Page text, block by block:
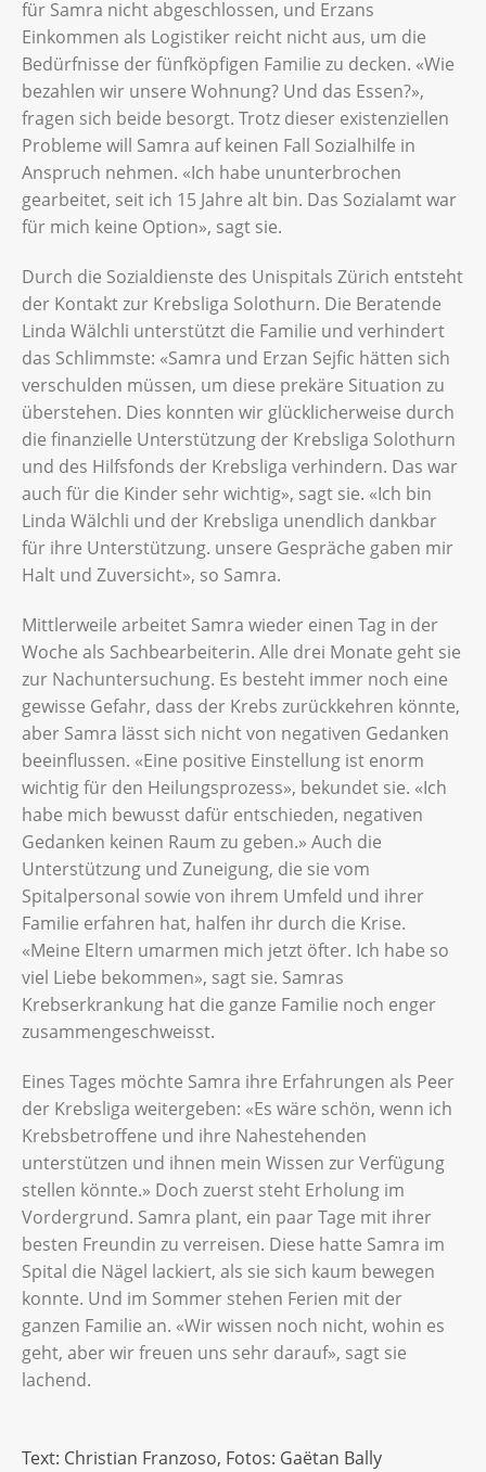
für Samra nicht abgeschlossen, und Erzans
Einkommen als Logistiker reicht nicht aus, um die
Bedürfnisse der fünfköpfigen Familie zu decken. «Wie
bezahlen wir unsere Wohnung? Und das Essen?»,
fragen sich beide besorgt. Trotz dieser existenziellen
Probleme will Samra auf keinen Fall Sozialhilfe in
Anspruch nehmen. «Ich habe ununterbrochen
gearbeitet, seit ich 15 Jahre alt bin. Das Sozialamt war
für mich keine Option», sagt sie.
Durch die Sozialdienste des Unispitals Zürich entsteht
der Kontakt zur Krebsliga Solothurn. Die Beratende
Linda Wälchli unterstützt die Familie und verhindert
das Schlimmste: «Samra und Erzan Sejfic hätten sich
verschulden müssen, um diese prekäre Situation zu
überstehen. Dies konnten wir glücklicherweise durch
die finanzielle Unterstützung der Krebsliga Solothurn
und des Hilfsfonds der Krebsliga verhindern. Das war
auch für die Kinder sehr wichtig», sagt sie. «Ich bin
Linda Wälchli und der Krebsliga unendlich dankbar
für ihre Unterstützung. unsere Gespräche gaben mir
Halt und Zuversicht», so Samra.
Mittlerweile arbeitet Samra wieder einen Tag in der
Woche als Sachbearbeiterin. Alle drei Monate geht sie
zur Nachuntersuchung. Es besteht immer noch eine
gewisse Gefahr, dass der Krebs zurückkehren könnte,
aber Samra lässt sich nicht von negativen Gedanken
beeinflussen. «Eine positive Einstellung ist enorm
wichtig für den Heilungsprozess», bekundet sie. «Ich
habe mich bewusst dafür entschieden, negativen
Gedanken keinen Raum zu geben.» Auch die
Unterstützung und Zuneigung, die sie vom
Spitalpersonal sowie von ihrem Umfeld und ihrer
Familie erfahren hat, halfen ihr durch die Krise.
«Meine Eltern umarmen mich jetzt öfter. Ich habe so
viel Liebe bekommen», sagt sie. Samras
Krebserkrankung hat die ganze Familie noch enger
zusammengeschweisst.
Eines Tages möchte Samra ihre Erfahrungen als Peer
der Krebsliga weitergeben: «Es wäre schön, wenn ich
Krebsbetroffene und ihre Nahestehenden
unterstützen und ihnen mein Wissen zur Verfügung
stellen könnte.» Doch zuerst steht Erholung im
Vordergrund. Samra plant, ein paar Tage mit ihrer
besten Freundin zu verreisen. Diese hatte Samra im
Spital die Nägel lackiert, als sie sich kaum bewegen
konnte. Und im Sommer stehen Ferien mit der
ganzen Familie an. «Wir wissen noch nicht, wohin es
geht, aber wir freuen uns sehr darauf», sagt sie
lachend.
Text: Christian Franzoso, Fotos: Gaëtan Bally